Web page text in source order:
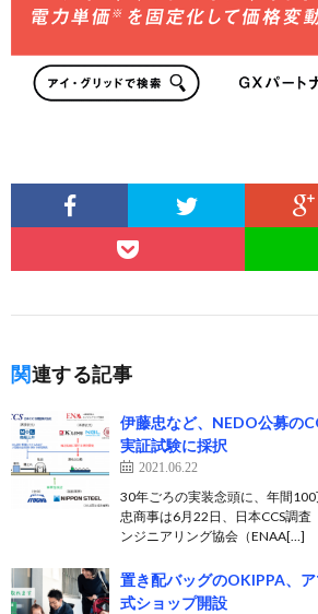
関連する記事
伊藤忠など、NEDO公募の
実証試験に採択
2021.06.22
30年ごろの実装念頭に、年間
忠商事は6月22日、日本CCS調査
ンジニアリング協会（ENAA[…]
置き配バッグのOKIPPA、
式ショップ開設